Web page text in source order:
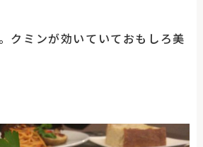
クミンが効いていておもしろ美